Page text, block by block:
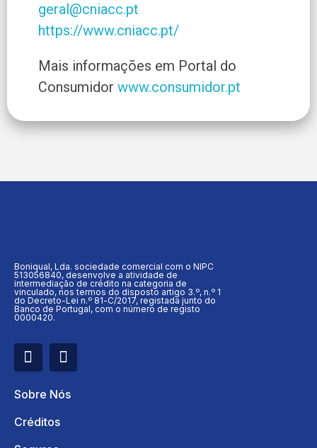
geral@cniacc.pt
https://www.cniacc.pt/
Mais informações em Portal do
Consumidor www.consumidor.pt
Boniqual, Lda. sociedade comercial com o NIPC
513056840, desenvolve a atividade de
intermediação de crédito na categoria de
vinculado, nos termos do disposto artigo 3.º, n.º 1
do Decreto-Lei n.º 81-C/2017, registada junto do
Banco de Portugal, com o número de registo
0000420.
Sobre Nós
Créditos